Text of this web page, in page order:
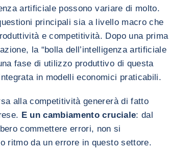
artificiale possono variare di molto.
principali sia a livello macro che
e competitività. Dopo una prima
la “bolla dell’intelligenza artificiale
fase di utilizzo produttivo di questa
in modelli economici praticabili.
alla competitività genererà di fatto
E un cambiamento cruciale: dal
commettere errori, non si
ritmo da un errore in questo settore.